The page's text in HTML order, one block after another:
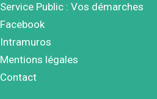
Service Public : Vos démarches
Facebook
Intramuros
Mentions légales
Contact